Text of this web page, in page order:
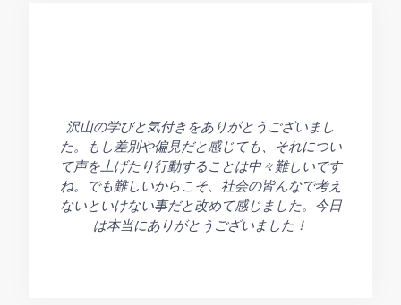
沢山の学びと気付きをありがとうございまし
た。もし差別や偏見だと感じても、それについ
て声を上げたり行動することは中々難しいです
ね。でも難しいからこそ、社会の皆んなで考え
ないといけない事だと改めて感じました。今日
は本当にありがとうございました！